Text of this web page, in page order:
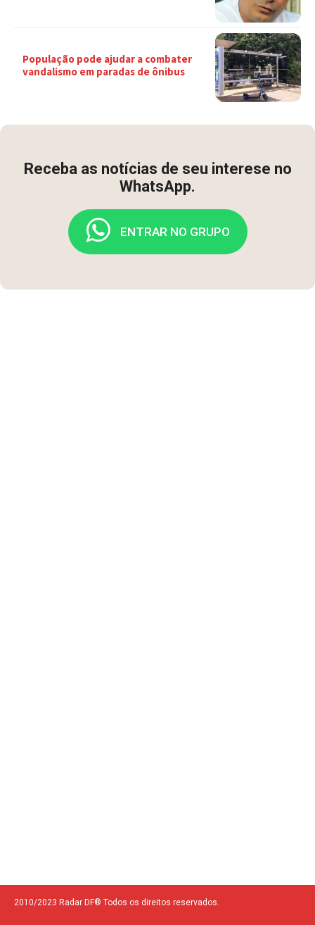
População pode ajudar a combater
vandalismo em paradas de ônibus
Receba as notícias de seu interese no
WhatsApp.
ENTRAR NO GRUPO
2010/2023 Radar DF® Todos os direitos reservados.